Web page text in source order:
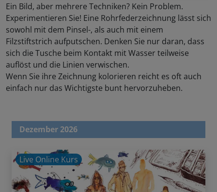
Ein Bild, aber mehrere Techniken? Kein Problem.
Experimentieren Sie! Eine Rohrfederzeichnung lässt sich
sowohl mit dem Pinsel-, als auch mit einem
Filzstiftstrich aufputschen. Denken Sie nur daran, dass
sich die Tusche beim Kontakt mit Wasser teilweise
auflöst und die Linien verwischen.
Wenn Sie ihre Zeichnung kolorieren reicht es oft auch
einfach nur das Wichtigste bunt hervorzuheben.
Dezember 2026
Live Online Kurs